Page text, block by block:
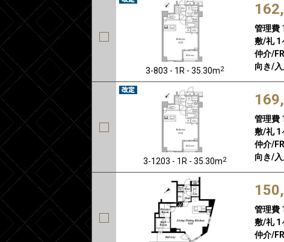
3-803 - 1R - 35.30m2
管理費
敷/礼 1
仲介/FR
向き/
3-1203 - 1R - 35.30m2
管理費
敷/礼 1
仲介/FR
向き/
管理費
敷/礼 1
仲介/FR